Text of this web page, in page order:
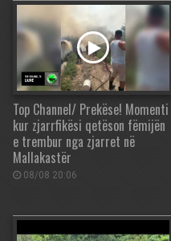
Top Channel/ Prekëse! Momenti
kur zjarrfikësi qetëson fëmijën
e trembur nga zjarret në
Mallakastër
08/08 20:06